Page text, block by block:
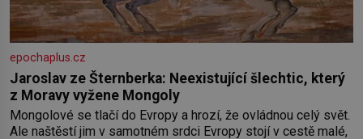
epochaplus.cz
Jaroslav ze Šternberka: Neexistující šlechtic, který
z Moravy vyžene Mongoly
Mongolové se tlačí do Evropy a hrozí, že ovládnou celý svět.
Ale naštěstí jim v samotném srdci Evropy stojí v cestě malé,